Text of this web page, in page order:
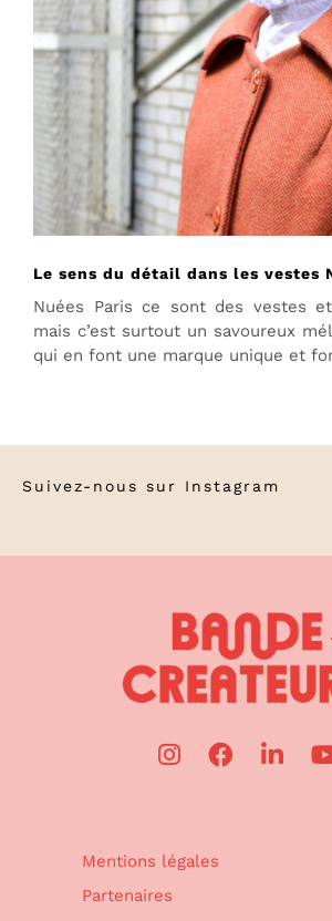
Le sens du détail dans les vestes
Nuées Paris ce sont des vestes
mais c’est surtout un savoureux
qui en font une marque unique et
Suivez-nous sur Instagram
Mentions légales
Partenaires